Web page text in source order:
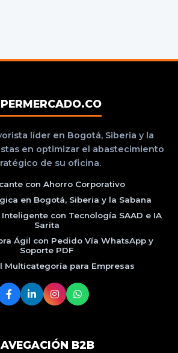
líder en Bogotá, Siberia y la
en optimizar el abastecimiento
de su oficina.
con Ahorro Corporativo
en Bogotá, Siberia y la Sabana
con Tecnología SAAD e IA
Sarita
Ágil con Pedido Vía WhatsApp y
Soporte PDF
Multicategoría para Empresas
B2B